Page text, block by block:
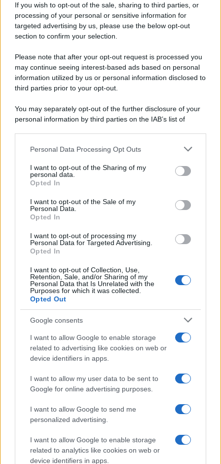
If you wish to opt-out of the sale, sharing to third parties, or
processing of your personal or sensitive information for
targeted advertising by us, please use the below opt-out
section to confirm your selection.
Please note that after your opt-out request is processed you
may continue seeing interest-based ads based on personal
information utilized by us or personal information disclosed to
third parties prior to your opt-out.
You may separately opt-out of the further disclosure of your
personal information by third parties on the IAB’s list of
This information may also be disclosed by us to third parties
disclose it to other third parties.
Please note that this website/app uses one or more Google
services and may gather and store information including but
not limited to your visit or usage behaviour. You may click to
grant or deny consent to Google and its third-party tags to
consent section.
Personal Data Processing Opt Outs
I want to opt-out of the Sharing of my
personal data.
Opted In
I want to opt-out of the Sale of my
Personal Data.
Opted In
I want to opt-out of processing my
Personal Data for Targeted Advertising.
Opted In
I want to opt-out of Collection, Use,
Retention, Sale, and/or Sharing of my
Personal Data that Is Unrelated with the
Purposes for which it was collected.
Opted Out
Google consents
I want to allow Google to enable storage
related to advertising like cookies on web or
device identifiers in apps.
I want to allow my user data to be sent to
Google for online advertising purposes.
I want to allow Google to send me
personalized advertising.
I want to allow Google to enable storage
related to analytics like cookies on web or
device identifiers in apps.
L'editoriale /Le mostruose donne dell'Odissea di Nolan
L'editoriale /Riecco il “patto Meloni – Schlein”. Contro i
deepfake in campagna elettorale. Questa volta funzionerà?
La storia /Le 10 maestre che già 120 anni fa ottennero, per
10 mesi, il diritto di voto
Pordenone /Il Premio Airone di Carta 2026 a GiULiA
giornaliste: promuove la cultura della parità
Facebook
Syndication
Globalist
Globalscience
Culture
Megachip
Giornale dello